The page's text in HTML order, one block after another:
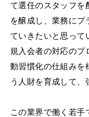
て選任のスタッフを
を醸成し、業務にプ
ていきたいと思って
規入会者の対応のプ
動習慣化の仕組みを
う人財を育成して、
この業界で働く若手